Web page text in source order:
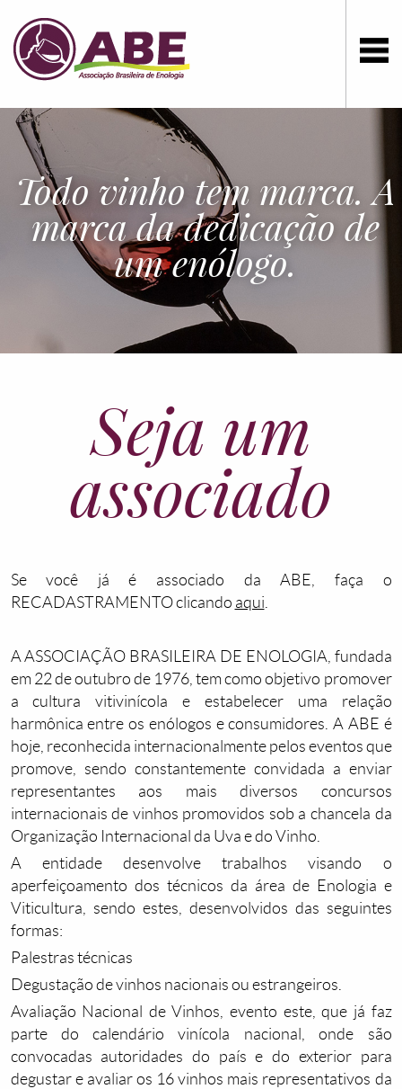
Todo vinho tem marca. A
marca da dedicação de
um enólogo.
Seja um
associado
Se você já é associado da ABE, faça o
RECADASTRAMENTO clicando aqui.
A ASSOCIAÇÃO BRASILEIRA DE ENOLOGIA, fundada
em 22 de outubro de 1976, tem como objetivo promover
a cultura vitivinícola e estabelecer uma relação
harmônica entre os enólogos e consumidores. A ABE é
hoje, reconhecida internacionalmente pelos eventos que
promove, sendo constantemente convidada a enviar
representantes aos mais diversos concursos
internacionais de vinhos promovidos sob a chancela da
Organização Internacional da Uva e do Vinho.
A entidade desenvolve trabalhos visando o
aperfeiçoamento dos técnicos da área de Enologia e
Viticultura, sendo estes, desenvolvidos das seguintes
formas:
Palestras técnicas
Degustação de vinhos nacionais ou estrangeiros.
Avaliação Nacional de Vinhos, evento este, que já faz
parte do calendário vinícola nacional, onde são
convocadas autoridades do país e do exterior para
degustar e avaliar os 16 vinhos mais representativos da